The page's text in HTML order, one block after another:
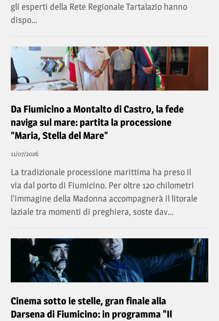
gli esperti della Rete Regionale Tartalazio hanno
dispo...
Da Fiumicino a Montalto di Castro, la fede
naviga sul mare: partita la processione
“Maria, Stella del Mare”
11/07/2026
La tradizionale processione marittima ha preso il
via dal porto di Fiumicino. Per oltre 120 chilometri
l'immagine della Madonna accompagnerà il litorale
laziale tra momenti di preghiera, soste dav...
Cinema sotto le stelle, gran finale alla
Darsena di Fiumicino: in programma "Il